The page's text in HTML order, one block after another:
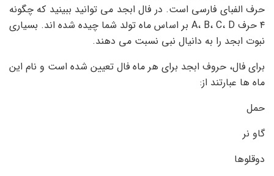
حرف الفبای فارسی است. در فال ابجد می توانید ببینید که چگونه
۴ حرف A، B، C، D بر اساس ماه تولد شما چیده شده اند. بسیاری
نبوت ابجد را به دانیال نبی نسبت می دهند.
برای فال، حروف ابجد برای هر ماه فال تعیین شده است و نام این
ماه ها عبارتند از:
حمل
گاو نر
دوقلوها